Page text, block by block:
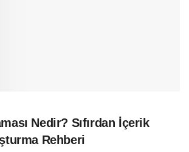
Nedir? Sıfırdan İçerik
Rehberi